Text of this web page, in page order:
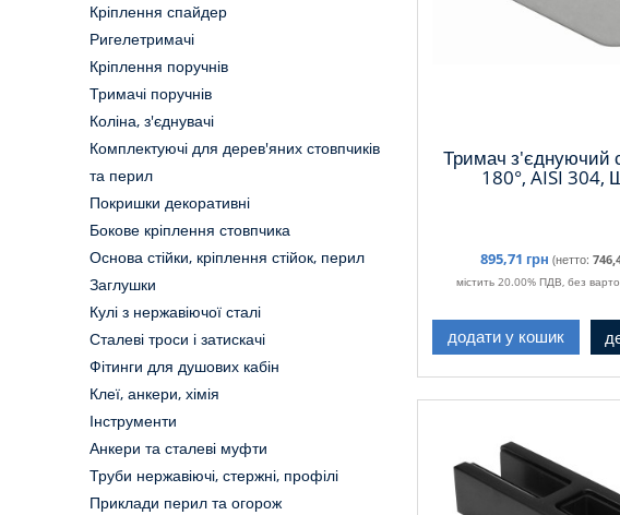
Кріплення спайдер
Ригелетримачі
Кріплення поручнів
Тримачі поручнів
Коліна, з'єднувачі
Комплектуючі для дерев'яних стовпчиків
та перил
Покришки декоративні
Бокове кріплення стовпчика
Основа стійки, кріплення стійок, перил
Заглушки
Кулі з нержавіючої сталі
Сталеві троси і затискачі
Фітинги для душових кабін
Клеї, анкери, хімія
Інструменти
Анкери та сталеві муфти
Труби нержавіючі, стержні, профілі
Приклади перил та огорож
Тримач з'єднуючий
180°, AISI 304,
895,71 грн (нетто:
містить 20.00% ПДВ, без
додати у кошик